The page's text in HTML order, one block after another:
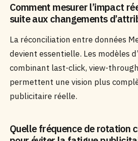
Comment mesurer l’impact
suite aux changements
La réconciliation entre données
devient essentielle. Les modèles
combinant last-click, view-
permettent une vision plus
publicitaire réelle.
Quelle fréquence de rotation